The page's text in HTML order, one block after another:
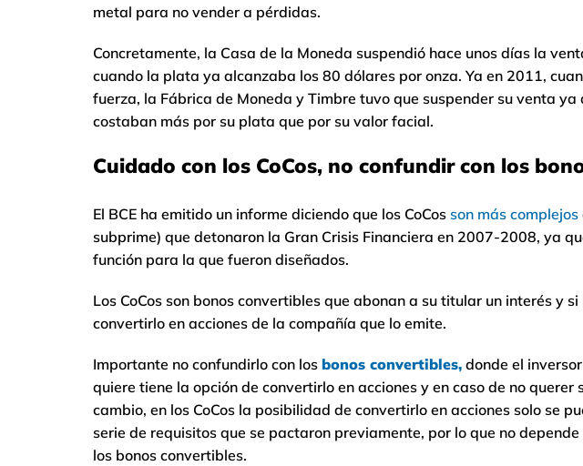
metal para no vender a pérdidas.
Concretamente, la Casa de la Moneda suspendió hace unos días la
cuando la plata ya alcanzaba los 80 dólares por onza. Ya en 2011,
fuerza, la Fábrica de Moneda y Timbre tuvo que suspender su venta ya
costaban más por su plata que por su valor facial.
Cuidado con los CoCos, no confundir con los
El BCE ha emitido un informe diciendo que los CoCos son más complejos
subprime) que detonaron la Gran Crisis Financiera en 2007-2008, ya
función para la que fueron diseñados.
Los CoCos son bonos convertibles que abonan a su titular un interés y
convertirlo en acciones de la compañía que lo emite.
Importante no confundirlo con los bonos convertibles, donde el
quiere tiene la opción de convertirlo en acciones y en caso de no querer
cambio, en los CoCos la posibilidad de convertirlo en acciones solo se
serie de requisitos que se pactaron previamente, por lo que no
los bonos convertibles.